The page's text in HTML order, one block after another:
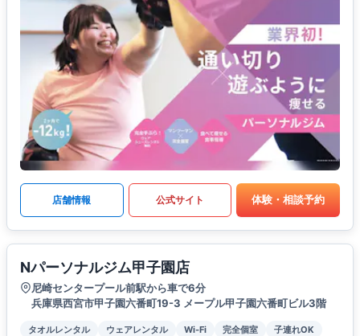
店舗情報 公式サイト 体験・相談予約
Nパーソナルジム甲子園店
尼崎センタープール前駅から車で6分
兵庫県西宮市甲子園六番町19-3 メープル甲子園六番町ビル3階
タオルレンタル ウェアレンタル Wi-Fi 完全個室
子連れOK